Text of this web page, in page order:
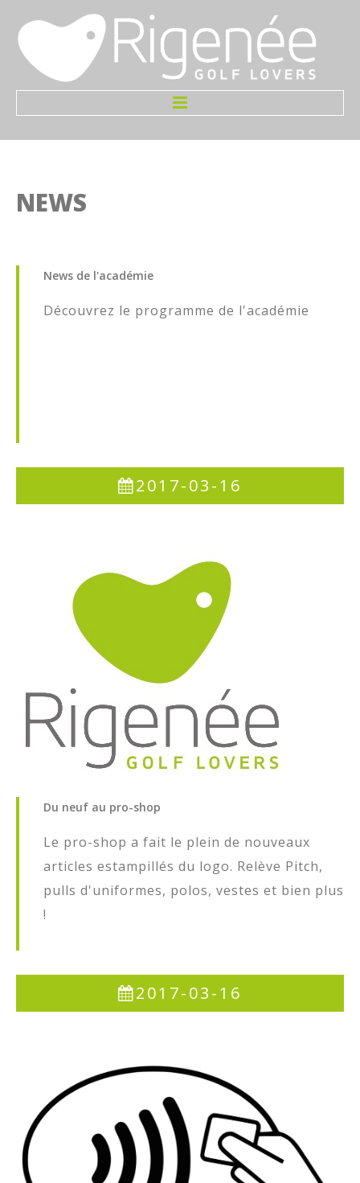
Initiation Gratuite
Cours collectifs Seniors
Stages et coaching days 2026
Partenaires
Documents Utiles
Sections
Juniors
Men's
Seniors
Réservations
Les Pros
A propos
Qui Est Qui ?
Contacts
Certification GEO
NEWS
News de l'académie
Découvrez le programme de l'académie
2017-03-16
Du neuf au pro-shop
Le pro-shop a fait le plein de nouveaux
articles estampillés du logo. Relève Pitch,
pulls d'uniformes, polos, vestes et bien plus
!
2017-03-16